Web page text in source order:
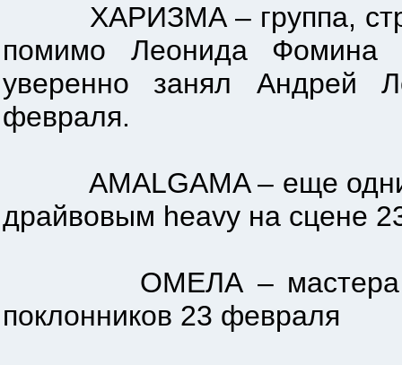
ХАРИЗМА – группа,
помимо Леонида
уверенно занял Андрей
февраля.
AMALGAMA – еще одни
драйвовым heavy на сцене
ОМЕЛА – мастера
поклонников 23 февраля